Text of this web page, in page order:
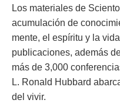
Los materiales de
acumulación de
mente, el espíritu y la
publicaciones, además
más de 3,000
L. Ronald Hubbard
del vivir.